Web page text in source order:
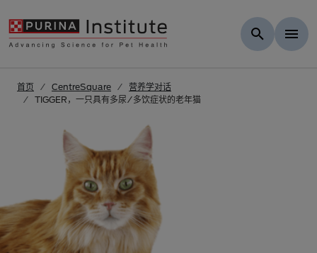
首页 CentreSquare
营养学对话
TIGGER，一只具有多尿/多饮症状的老年猫